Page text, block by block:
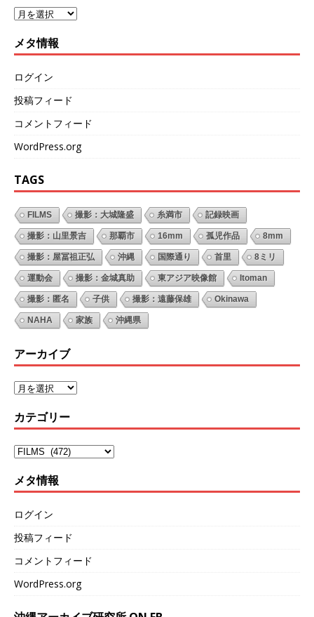
メタ情報
ログイン
投稿フィード
コメントフィード
WordPress.org
TAGS
FILMS 撮影：大城隆盛 糸満市 記録映画
撮影：山里景吉 那覇市 16mm 孤児作品 8mm
撮影：屋冨祖正弘 沖縄 国際通り 首里 8ミリ
運動会 撮影：金城真助 東アジア映像館 Itoman
撮影：匿名 子供 撮影：遠藤保雄 Okinawa
NAHA 家族 沖縄県
アーカイブ
カテゴリー
メタ情報
ログイン
投稿フィード
コメントフィード
WordPress.org